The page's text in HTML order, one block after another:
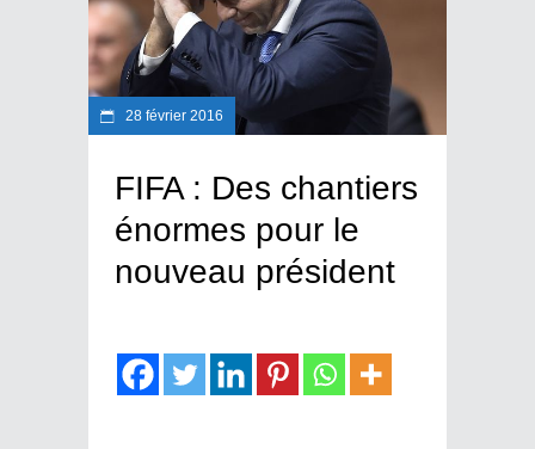
28 février 2016
FIFA : Des chantiers
énormes pour le
nouveau président